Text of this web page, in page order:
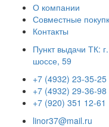
О компании
Совместные
Контакты
Пункт выдачи ТК:
шоссе, 59
+7 (4932) 23-35-25
+7 (4932) 29-36-98
+7 (920) 351 12-61
linor37@mail.ru